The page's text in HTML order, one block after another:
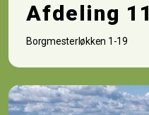
Afdeling 11
Borgmesterløkken 1-19